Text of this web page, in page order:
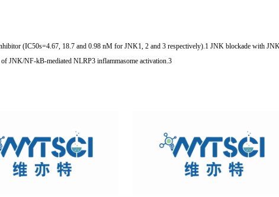
(IC50s=4.67, 18.7 and 0.98 nM for JNK1, 2 and 3 respectively).1 JNK blockade with
JNK/NF-kB-mediated NLRP3 inflammasome activation.3